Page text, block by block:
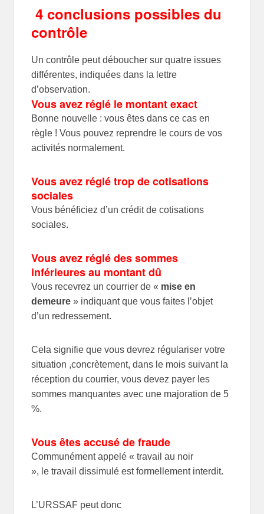
4 conclusions possibles du
contrôle
Un contrôle peut déboucher sur quatre issues
différentes, indiquées dans la lettre
d’observation.
Vous avez réglé le montant exact
Bonne nouvelle : vous êtes dans ce cas en
règle ! Vous pouvez reprendre le cours de vos
activités normalement.
Vous avez réglé trop de cotisations
sociales
Vous bénéficiez d’un crédit de cotisations
sociales.
Vous avez réglé des sommes
inférieures au montant dû
Vous recevrez un courrier de« mise en
demeure » indiquant que vous faites l’objet
d’un redressement.
Cela signifie que vous devrez régulariser votre
situation ,concrètement, dans le mois suivant la
réception du courrier, vous devez payer les
sommes manquantes avec une majoration de 5
%.
Vous êtes accusé de fraude
Communément appelé « travail au noir
», le travail dissimulé est formellement interdit.
L’URSSAF peut donc